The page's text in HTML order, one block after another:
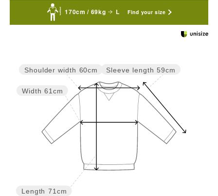
170cm / 69kg L Find your size
Sleeve length 59cm
Length 71cm
Width 61cm
Shoulder width 60cm